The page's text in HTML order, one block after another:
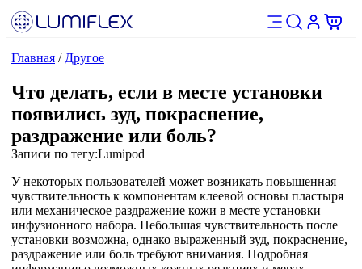
Главная / Другое
Что делать, если в месте установки
появились зуд, покраснение,
раздражение или боль?
Записи по тегу:Lumipod
У некоторых пользователей может возникать повышенная
чувствительность к компонентам клеевой основы пластыря
или механическое раздражение кожи в месте установки
инфузионного набора. Небольшая чувствительность после
установки возможна, однако выраженный зуд, покраснение,
раздражение или боль требуют внимания. Подробная